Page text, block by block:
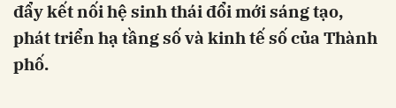
đẩy kết nối hệ sinh thái đổi mới sáng tạo,
phát triển hạ tầng số và kinh tế số của Thành
phố.